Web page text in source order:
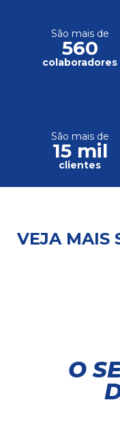
São mais de
560
colaboradores
São mais de
15 mil
clientes
VEJA MAIS
Um negócio
pessoas
Façam login
ferramentas e
O